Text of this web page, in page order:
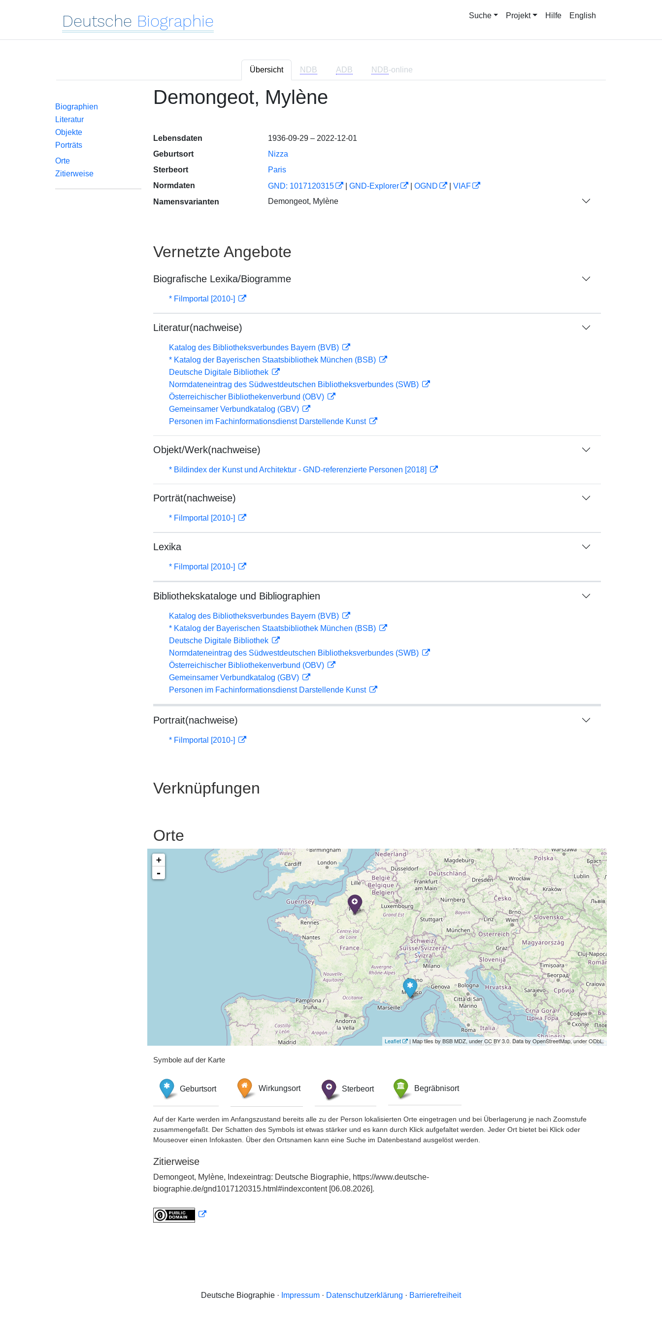
Deutsche Biographie Suche Projekt Hilfe English
Übersicht NDB ADB NDB-online
Biographien
Literatur
Objekte
Porträts
Orte
Zitierweise
Demongeot, Mylène
Lebensdaten
1936-09-29 – 2022-12-01
Geburtsort
Nizza
Sterbeort
Paris
Normdaten
GND: 1017120315 GND-Explorer OGND
VIAF
Namensvarianten
Demongeot, Mylène
Vernetzte Angebote
Biografische Lexika/Biogramme
* Filmportal [2010-]
Literatur(nachweise)
Katalog des Bibliotheksverbundes Bayern (BVB)
* Katalog der Bayerischen Staatsbibliothek München (BSB)
Deutsche Digitale Bibliothek
Normdateneintrag des Südwestdeutschen Bibliotheksverbundes (SWB)
Österreichischer Bibliothekenverbund (OBV)
Gemeinsamer Verbundkatalog (GBV)
Personen im Fachinformationsdienst Darstellende Kunst
Objekt/Werk(nachweise)
* Bildindex der Kunst und Architektur - GND-referenzierte Personen [2018]
Porträt(nachweise)
* Filmportal [2010-]
Lexika
* Filmportal [2010-]
Bibliothekskataloge und Bibliographien
Katalog des Bibliotheksverbundes Bayern (BVB)
* Katalog der Bayerischen Staatsbibliothek München (BSB)
Deutsche Digitale Bibliothek
Normdateneintrag des Südwestdeutschen Bibliotheksverbundes (SWB)
Österreichischer Bibliothekenverbund (OBV)
Gemeinsamer Verbundkatalog (GBV)
Personen im Fachinformationsdienst Darstellende Kunst
Portrait(nachweise)
* Filmportal [2010-]
Verknüpfungen
Orte
+
-
Leaflet | Map tiles by BSB MDZ, under CC BY 3.0. Data by OpenStreetMap, under ODbL.
Symbole auf der Karte
Geburtsort Wirkungsort Sterbeort Begräbnisort
Auf der Karte werden im Anfangszustand bereits alle zu der Person lokalisierten Orte eingetragen und bei Überlagerung je nach Zoomstufe
zusammengefaßt. Der Schatten des Symbols ist etwas stärker und es kann durch Klick aufgefaltet werden. Jeder Ort bietet bei Klick oder
Mouseover einen Infokasten. Über den Ortsnamen kann eine Suche im Datenbestand ausgelöst werden.
Zitierweise
Demongeot, Mylène, Indexeintrag: Deutsche Biographie, https://www.deutsche-
biographie.de/gnd1017120315.html#indexcontent [06.08.2026].
Deutsche Biographie · Impressum · Datenschutzerklärung · Barrierefreiheit